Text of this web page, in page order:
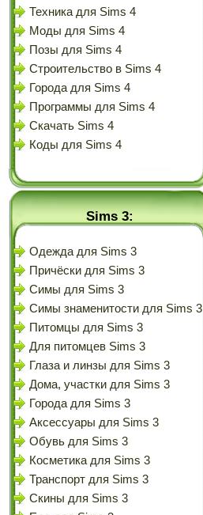
Техника для Sims 4
Моды для Sims 4
Позы для Sims 4
Строительство в Sims 4
Города для Sims 4
Программы для Sims 4
Скачать Sims 4
Коды для Sims 4
Sims 3:
Одежда для Sims 3
Причёски для Sims 3
Симы для Sims 3
Симы знаменитости для Sims 3
Питомцы для Sims 3
Для питомцев Sims 3
Глаза и линзы для Sims 3
Дома, участки для Sims 3
Города для Sims 3
Аксессуары для Sims 3
Обувь для Sims 3
Косметика для Sims 3
Транспорт для Sims 3
Скины для Sims 3